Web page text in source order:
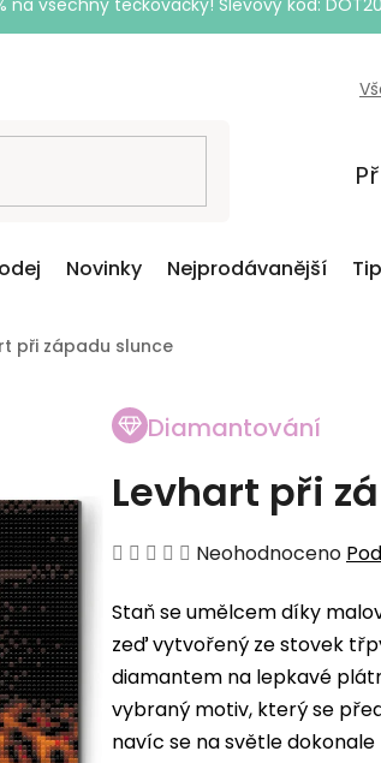
na všechny tečkovačky! Slevový kód:
Novinky Nejprodávanější
při západu slunce
Diamantování
Levhart při
Průměrné
produktu
je
0,0
z
5
Neohodnoceno
Staň se umělcem díky
zeď vytvořený ze stovek
diamantem na lepkavé
vybraný motiv, který se
navíc se na světle